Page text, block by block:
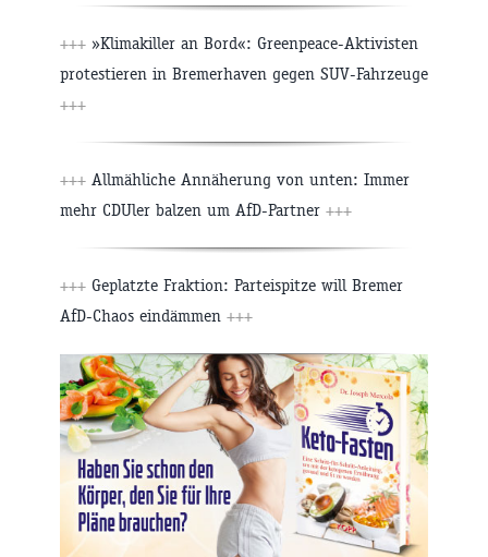
+++ »Klimakiller an Bord«: Greenpeace-Aktivisten
protestieren in Bremerhaven gegen SUV-Fahrzeuge
+++
+++ Allmähliche Annäherung von unten: Immer
mehr CDUler balzen um AfD-Partner +++
+++ Geplatzte Fraktion: Parteispitze will Bremer
AfD-Chaos eindämmen +++